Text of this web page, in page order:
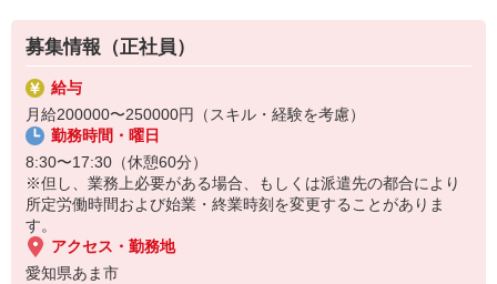
複雑な作業や力仕事はほとんどなく覚えやすいものばかり！
未経験の方もすぐに慣れていただけると思います。
※当社（株）テクノ・サービスに正社員採用の上で、派遣就業先事
業所へ派遣となります。
募集情報（正社員）
給与
月給200000〜250000円（スキル・経験を考慮）
勤務時間・曜日
8:30〜17:30（休憩60分）
※但し、業務上必要がある場合、もしくは派遣先の都合により
所定労働時間および始業・終業時刻を変更することがありま
す。
アクセス・勤務地
愛知県あま市